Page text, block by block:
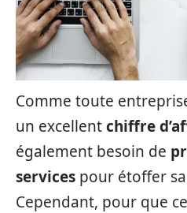
Comme toute
un excellentchiffre
également besoin de
services pour étoffer
Cependant, pour que